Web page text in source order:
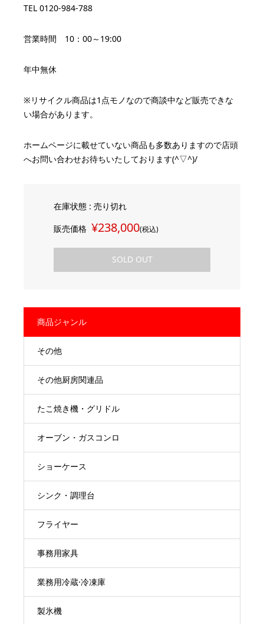
TEL 0120-984-788
営業時間 10：00～19:00
年中無休
※リサイクル商品は1点モノなので商談中など販売できな
い場合があります。
ホームページに載せていない商品も多数ありますので店頭
へお問い合わせお待ちいたしております(^▽^)/
在庫状態 : 売り切れ
販売価格 ¥238,000(税込)
SOLD OUT
商品ジャンル
その他
その他厨房関連品
たこ焼き機・グリドル
オーブン・ガスコンロ
ショーケース
シンク・調理台
フライヤー
事務用家具
業務用冷蔵·冷凍庫
製氷機